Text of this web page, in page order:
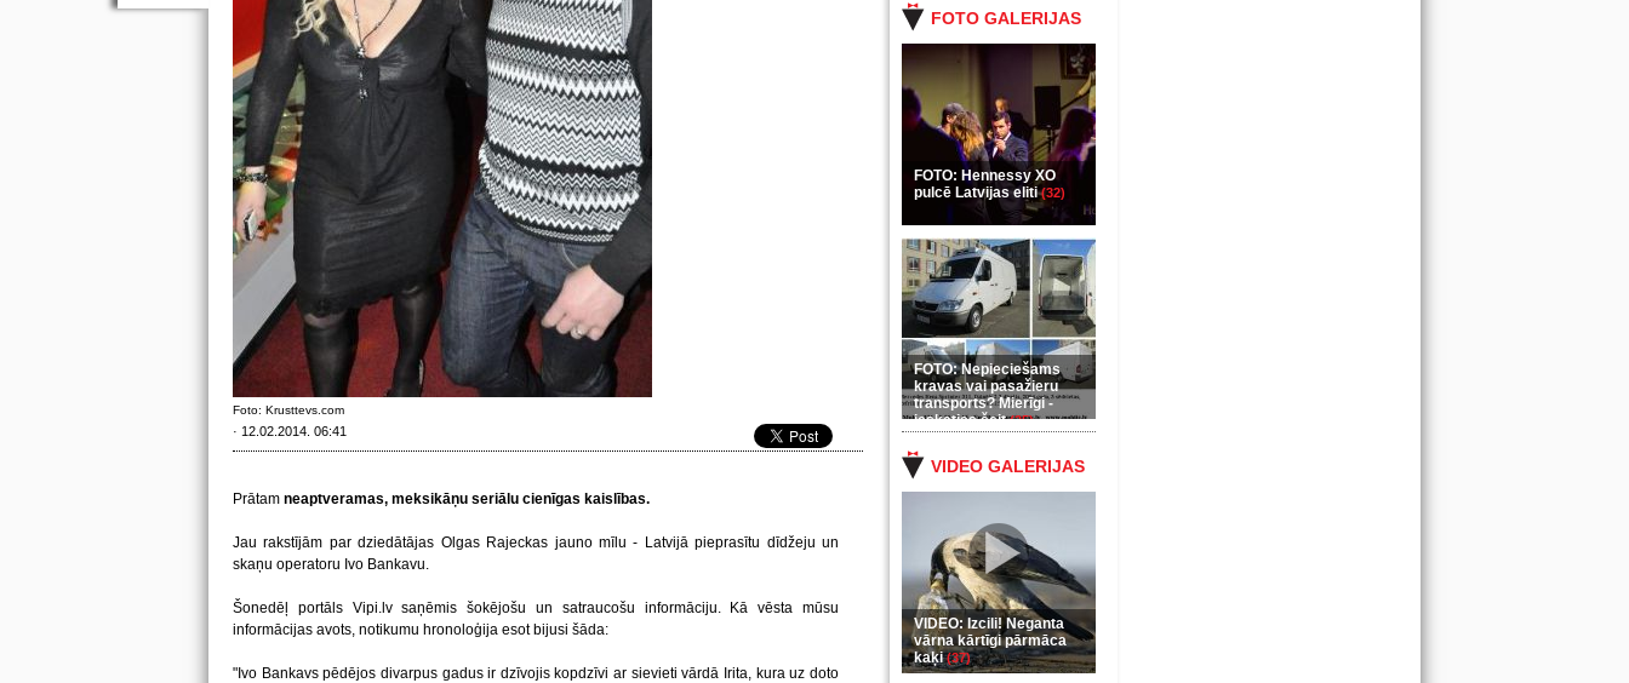
FOTO GALERIJAS
FOTO: Hennessy XO
pulcē Latvijas eliti(32)
FOTO: Nepieciešams
kravas vai pasažieru
transports? Mierīgi -
ieskaties šeit(35)
VIDEO GALERIJAS
VIDEO: Izcili! Neganta
vārna kārtīgi pārmāca
kaķi(37)
Foto: Krusttevs.com
· 12.02.2014. 06:41
Prātam neaptveramas, meksikāņu seriālu cienīgas kaislības.
Jau rakstījām par dziedātājas Olgas Rajeckas jauno mīlu - Latvijā pieprasītu dīdžeju un
skaņu operatoru Ivo Bankavu.
Šonedēļ portāls Vipi.lv saņēmis šokējošu un satraucošu informāciju. Kā vēsta mūsu
informācijas avots, notikumu hronoloģija esot bijusi šāda:
"Ivo Bankavs pēdējos divarpus gadus ir dzīvojis kopdzīvi ar sievieti vārdā Irita, kura uz doto